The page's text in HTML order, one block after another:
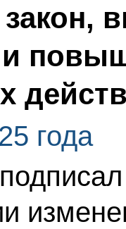
года